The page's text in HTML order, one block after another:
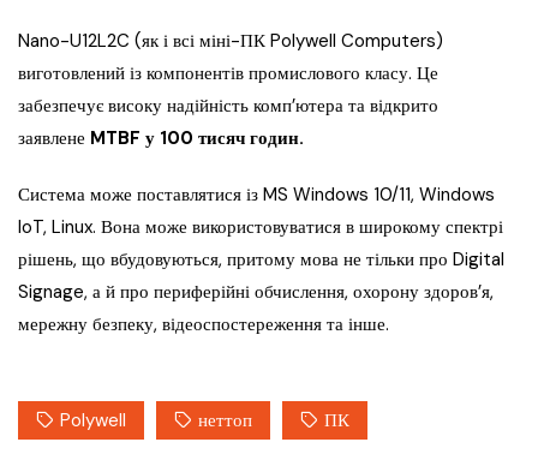
Nano-U12L2C (як і всі міні-ПК Polywell Computers)
виготовлений із компонентів промислового класу. Це
забезпечує високу надійність комп’ютера та відкрито
заявлене MTBF у 100 тисяч годин.
Система може поставлятися із MS Windows 10/11, Windows
IoT, Linux. Вона може використовуватися в широкому спектрі
рішень, що вбудовуються, притому мова не тільки про Digital
Signage, а й про периферійні обчислення, охорону здоров’я,
мережну безпеку, відеоспостереження та інше.
Polywell неттоп ПК